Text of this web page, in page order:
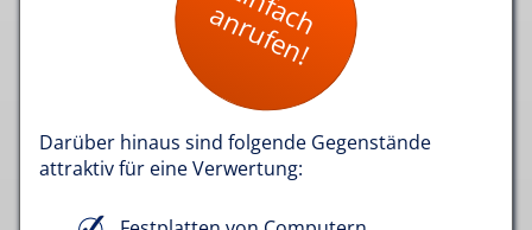
anrufen!
Darüber hinaus sind folgende Gegenstände
attraktiv für eine Verwertung: